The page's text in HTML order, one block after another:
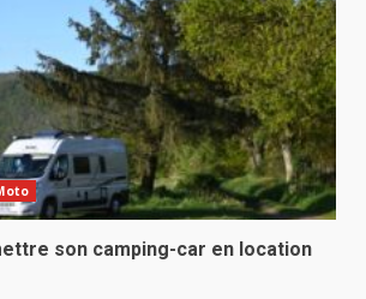
son camping-car en location